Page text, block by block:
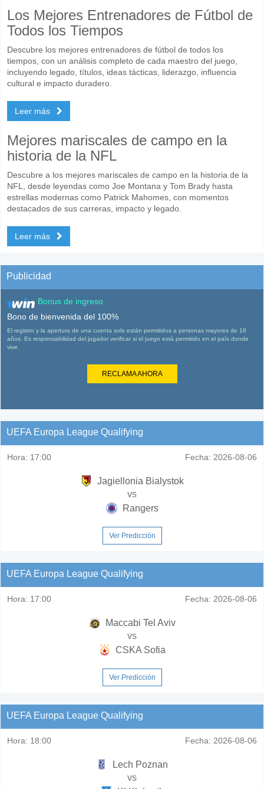
Los Mejores Entrenadores de Fútbol de
Todos los Tiempos
Descubre los mejores entrenadores de fútbol de todos los
tiempos, con un análisis completo de cada maestro del juego,
incluyendo legado, títulos, ideas tácticas, liderazgo, influencia
cultural e impacto duradero.
Leer más
Mejores mariscales de campo en la
historia de la NFL
Descubre a los mejores mariscales de campo en la historia de la
NFL, desde leyendas como Joe Montana y Tom Brady hasta
estrellas modernas como Patrick Mahomes, con momentos
destacados de sus carreras, impacto y legado.
Leer más
Publicidad
Bonus de ingreso
Bono de bienvenida del 100%
El registro y la apertura de una cuenta solo están permitidos a personas mayores de 18
años. Es responsabilidad del jugador verificar si el juego está permitido en el país donde
vive.
RECLAMA AHORA
UEFA Europa League Qualifying
Hora: 17:00 Fecha: 2026-08-06
Jagiellonia Bialystok
vs
Rangers
Ver Predicción
UEFA Europa League Qualifying
Hora: 17:00 Fecha: 2026-08-06
Maccabi Tel Aviv
vs
CSKA Sofia
Ver Predicción
UEFA Europa League Qualifying
Hora: 18:00 Fecha: 2026-08-06
Lech Poznan
vs